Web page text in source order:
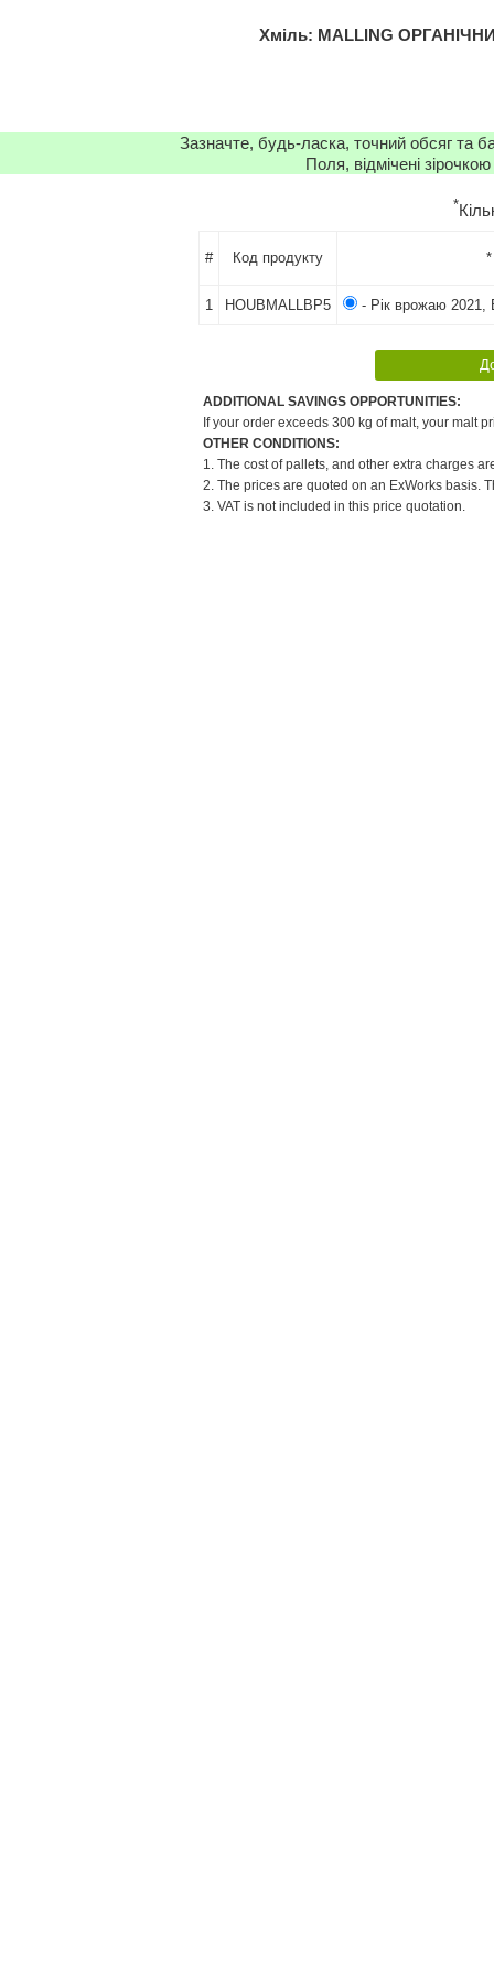
Хміль: MALLING
Зазначте, будь-ласка, точний обсяг та
Поля, відмічені
*
# Код продукту
1 HOUBMALLBP5 - Рік врожаю 2021,
ADDITIONAL SAVINGS OPPORTUNITIES:
If your order exceeds 300 kg of malt, your malt
OTHER CONDITIONS:
1. The cost of pallets, and other extra charges
2. The prices are quoted on an ExWorks basis.
3. VAT is not included in this price quotation.